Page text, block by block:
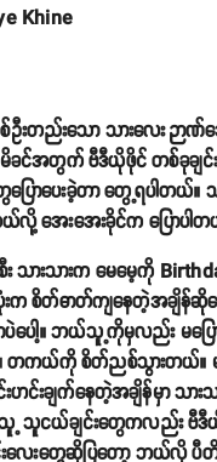
Khine
းတည်းသော သားလေး ဉာဏ်
မိခင်အတွက် ဗီဒီယိုဖိုင် တစ်ခုချင်း
ြောပေးခဲ့တာ တွေ့ရပါတယ်။ သ
လို့ အေးအေးခိုင်က ပြောပါ
စီး သားသားက မေမေ့ကို
က စိတ်ဓာတ်ကျနေတဲ့အချိန်
ပဲပေါ့။ ဘယ်သူ့ကိုမှလည်း မပြေ
၊ တကယ်ကို စိတ်ညစ်သွားတယ်။
းဟင်းချက်နေတဲ့အချိန်မှာ သာ
သူငယ်ချင်းတွေကလည်း ဗီဒီ
လေးတွေဆိုပြတော့ ဘယ်လို ပီတိ